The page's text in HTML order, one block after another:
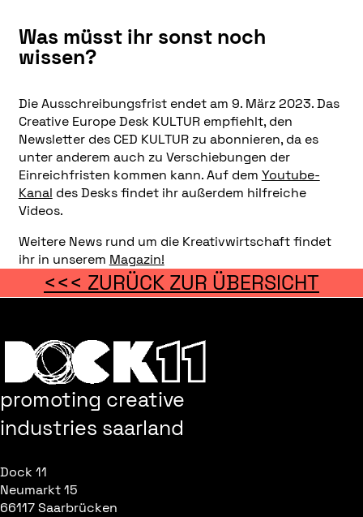
Was müsst ihr sonst noch
wissen?
Die Ausschreibungsfrist endet am 9. März 2023. Das
Creative Europe Desk KULTUR empfiehlt, den
Newsletter des CED KULTUR zu abonnieren, da es
unter anderem auch zu Verschiebungen der
Einreichfristen kommen kann. Auf dem Youtube-
Kanal des Desks findet ihr außerdem hilfreiche
Videos.
Weitere News rund um die Kreativwirtschaft findet
ihr in unserem Magazin!
<<< ZURÜCK ZUR ÜBERSICHT
promoting creative
industries saarland
Dock 11
Neumarkt 15
66117 Saarbrücken